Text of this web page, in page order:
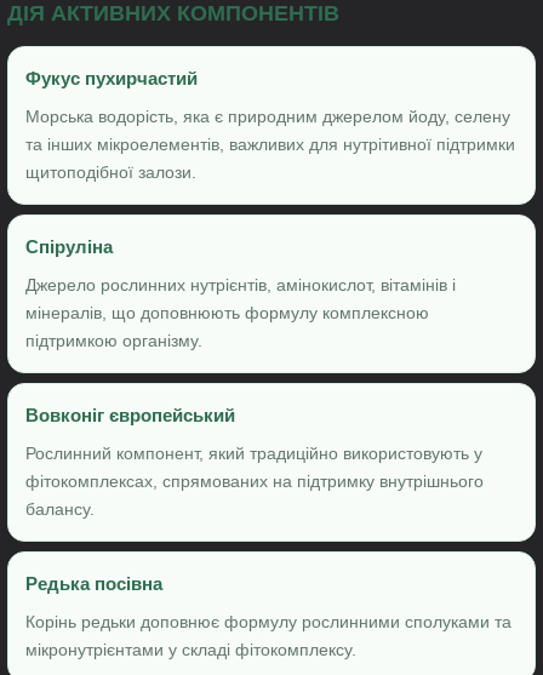
ДІЯ АКТИВНИХ КОМПОНЕНТІВ
Фукус пухирчастий
Морська водорість, яка є природним джерелом йоду, селену
та інших мікроелементів, важливих для нутрітивної підтримки
щитоподібної залози.
Спіруліна
Джерело рослинних нутрієнтів, амінокислот, вітамінів і
мінералів, що доповнюють формулу комплексною
підтримкою організму.
Вовконіг європейський
Рослинний компонент, який традиційно використовують у
фітокомплексах, спрямованих на підтримку внутрішнього
балансу.
Редька посівна
Корінь редьки доповнює формулу рослинними сполуками та
мікронутрієнтами у складі фітокомплексу.